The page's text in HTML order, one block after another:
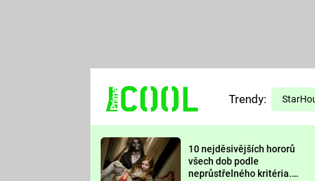
TŘESKU
FUTURAMA
PREDÁTOR
Trendy:
10 nejděsivějších hororů
všech dob podle
neprůstřelného kritéria.